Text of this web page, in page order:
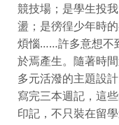
競技場；是學生投
盪；是徬徨少年時
煩惱……許多意想不
於焉產生。隨著時
多元活潑的主題設
寫完三本週記，這
印記，不只裝在留